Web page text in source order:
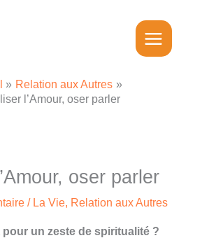
Relation aux Autres
l’Amour, oser parler
oser parler
/ La Vie, Relation aux Autres
pour un zeste de spiritualité ?